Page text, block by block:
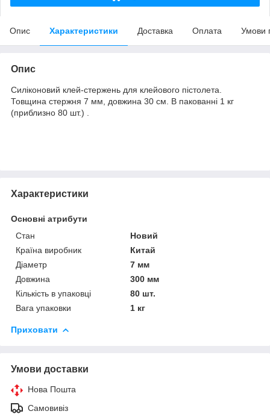
Опис Характеристики Доставка Оплата Умови
Опис
Силіконовий клей-стержень для клейового пістолета.
Товщина стержня 7 мм, довжина 30 см. В пакованні 1 кг
(приблизно 80 шт.) .
Характеристики
Основні атрибути
Стан
Новий
Країна виробник
Китай
Діаметр
7 мм
Довжина
300 мм
Кількість в упаковці
80 шт.
Вага упаковки
1 кг
Приховати
Умови доставки
Нова Пошта
Самовивіз